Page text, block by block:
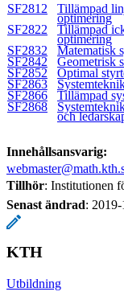
SF2812
Tillämpad
optimering
SF2822
Tillämpad
optimering
SF2832
Matematisk
SF2842
Geometrisk
SF2852
Optimal
SF2863
SF2866
Tillämpad
SF2868
och
Innehållsansvarig:
Tillhör: Institutionen
Senast ändrad:
KTH
Utbildning